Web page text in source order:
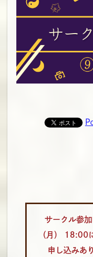
サークル参
（月） 18:00
申し込みあ